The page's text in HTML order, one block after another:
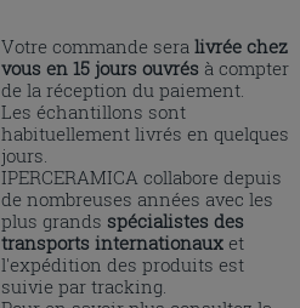
Votre commande sera livrée chez
vous en 15 jours ouvrés à compter
de la réception du paiement.
Les échantillons sont
habituellement livrés en quelques
jours.
IPERCERAMICA collabore depuis
de nombreuses années avec les
plus grands spécialistes des
transports internationaux et
l'expédition des produits est
suivie par tracking.